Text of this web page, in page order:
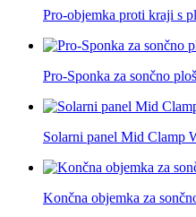
Pro-objemka proti kraji s
Pro-Sponka za sončno
Solarni panel Mid Clamp
Končna objemka za